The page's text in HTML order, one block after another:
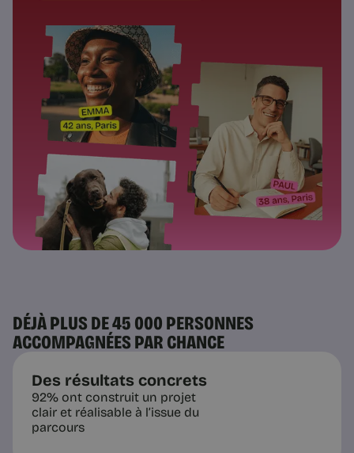
DÉJÀ PLUS DE 45 000 PERSONNES
ACCOMPAGNÉES PAR CHANCE
Des résultats concrets
92% ont construit un projet
clair et réalisable à l’issue du
parcours